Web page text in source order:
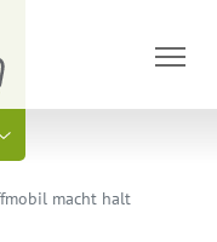
macht halt